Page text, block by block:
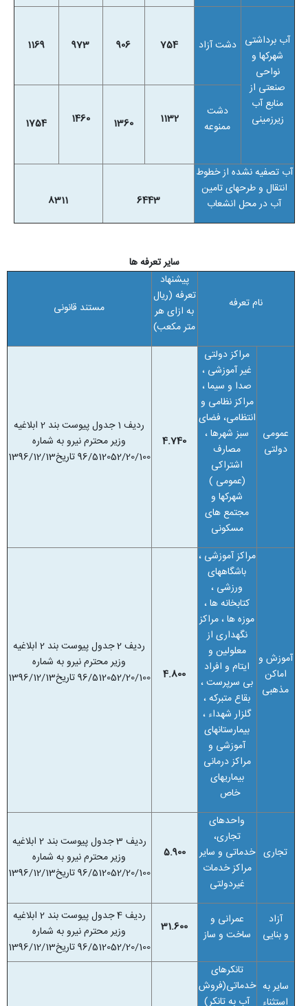
آب برداشتی
شهرکها و
نواحی
صنعتی از
منابع آب
زیرزمینی
دشت آزاد 754
906
973
1169
دشت
ممنوعه
1132
1360
1460
1754
آب تصفیه نشده از خطوط
انتقال و طرحهای تامین
آب در محل انشعاب
6443
8311
سایر تعرفه ها
نام تعرفه
پیشنهاد
تعرفه (ریال
به ازای هر
متر مکعب)
مستند قانونی
عمومی
دولتی
مراکز دولتی
غیر آموزشی ،
صدا و سیما ،
مراکز نظامی و
انتظامی، فضای
سبز شهرها ،
مصارف
اشتراکی
(عمومی )
شهرکها و
مجتمع های
مسکونی
4.740
ردیف 1 جدول پیوست بند 2 ابلاغیه
وزیر محترم نیرو به شماره
96/512052/20/100 تاریخ1396/12/13
آموزش و
اماکن
مذهبی
مراکز آموزشی ،
باشگاههای
ورزشی ،
کتابخانه ها ،
موزهها ، مراکز
نگهداری از
معلولین و
ایتام و افراد
بی سرپرست ،
بقاع متبرکه ،
گلزار شهداء ،
بیمارستانهای
آموزشی و
مراکز درمانی
بیماریهای
خاص
4.800
ردیف 2 جدول پیوست بند 2 ابلاغیه
وزیر محترم نیرو به شماره
96/512052/20/100 تاریخ1396/12/13
تجاری
واحدهای
تجاری،
خدماتی و سایر
مراکز خدمات
غیردولتی
5.900
ردیف 3 جدول پیوست بند 2 ابلاغیه
وزیر محترم نیرو به شماره
96/512052/20/100 تاریخ1396/12/13
آزاد
و بنایی
عمرانی و
ساخت و ساز
31.600
ردیف 4 جدول پیوست بند 2 ابلاغیه
وزیر محترم نیرو به شماره
96/512052/20/100 تاریخ1396/12/13
سایر به
استثناء
تانکرهای
خدماتی(فروش
آب به تانکر)